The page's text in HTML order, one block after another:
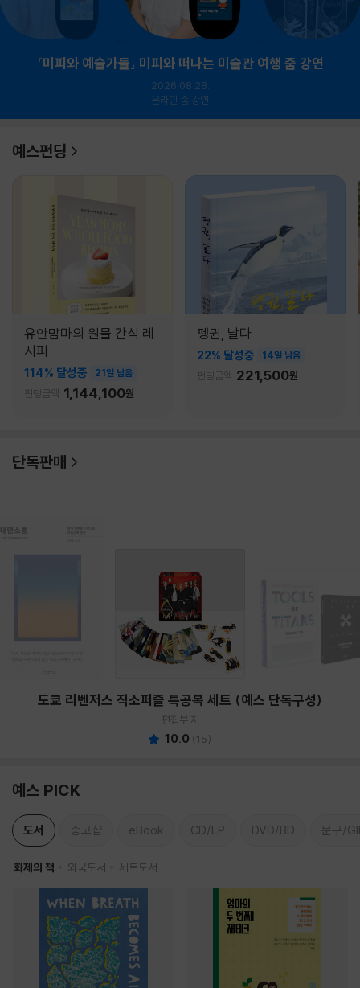
『미피와 예술가들』 미피와 떠나는 미술관 여행 줌 강연
2026.08.28.
온라인 줌 강연
예스펀딩
유안맘마의 원물 간식 레
시피
114% 달성중 21일 남음
펀딩금액 1,144,100원
펭귄, 날다
22% 달성중 14일 남음
펀딩금액 221,500원
단독판매
도쿄 리벤저스 직소퍼즐 특공복 세트 (예스 단독구성)
편집부 저
10.0 (15)
예스 PICK
도서 중고샵 eBook CD/LP DVD/BD 문구/
화제의 책 외국도서 세트도서